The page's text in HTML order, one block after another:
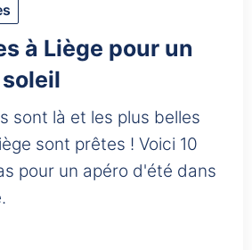
à Liège pour un
sont là et les plus belles
sont prêtes ! Voici 10
pour un apéro d'été dans